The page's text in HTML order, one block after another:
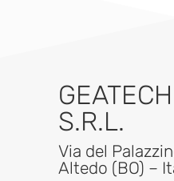
S.R.L.
Via del
Altedo (BO) –